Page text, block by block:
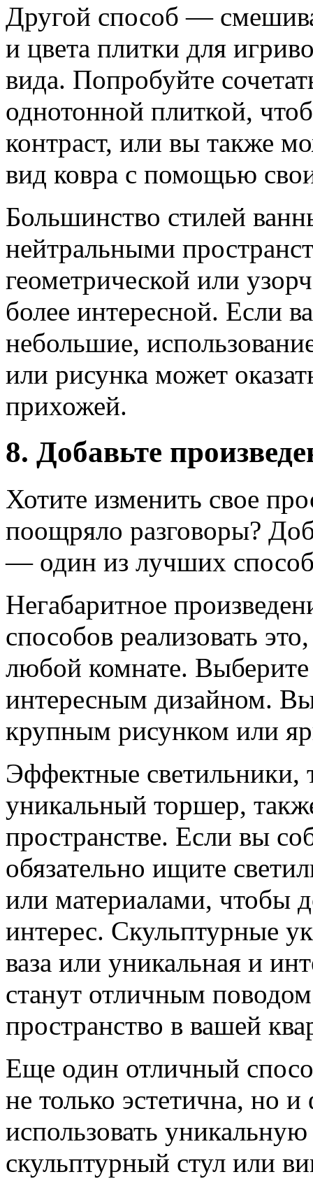
Другой способ —
и цвета плитки для
вида. Попробуйте
однотонной плиткой,
контраст, или вы также
вид ковра с помощью
Большинство стилей
нейтральными
геометрической или
более интересной. Если
небольшие,
или рисунка может
прихожей.
8. Добавьте
Хотите изменить свое
поощряло разговоры?
— один из лучших
Негабаритное
способов реализовать
любой комнате.
интересным дизайном.
крупным рисунком или
Эффектные светильники,
уникальный торшер,
пространстве. Если вы
обязательно ищите
или материалами, чтобы
интерес. Скульптурные
ваза или уникальная и
станут отличным
пространство в вашей
Еще один отличный
не только эстетична, но
использовать
скульптурный стул или